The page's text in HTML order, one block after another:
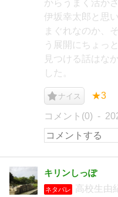
からうまく活か
伊坂幸太郎と思
まぐれなのか、
う展開にちょっ
見つける話はな
した。
ナイス ★3
コメント(0)
キリンしっぽ
ネタバレ
高校生由